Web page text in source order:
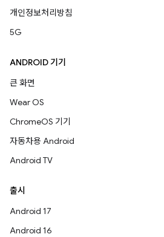
개인정보처리방침
5G
ANDROID 기기
큰 화면
Wear OS
ChromeOS 기기
자동차용 Android
Android TV
출시
Android 17
Android 16